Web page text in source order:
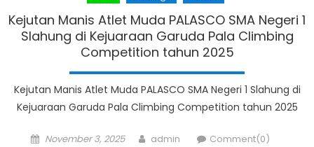
Kejutan Manis Atlet Muda PALASCO SMA Negeri 1
Slahung di Kejuaraan Garuda Pala Climbing
Competition tahun 2025
Kejutan Manis Atlet Muda PALASCO SMA Negeri 1 Slahung di
Kejuaraan Garuda Pala Climbing Competition tahun 2025
Posted
November 3, 2025 Author
admin Comment(0)